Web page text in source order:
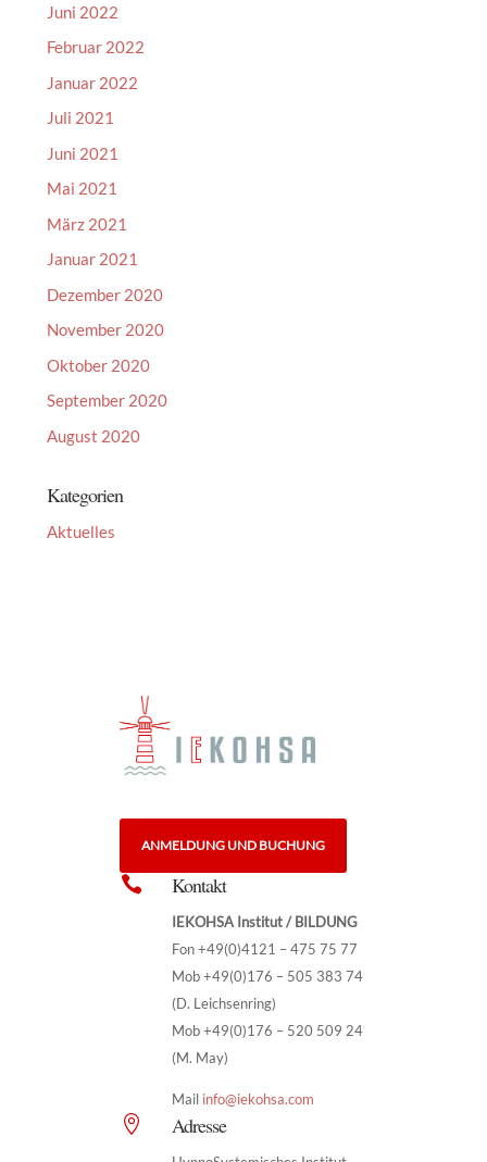
Juni 2022
Februar 2022
Januar 2022
Juli 2021
Juni 2021
Mai 2021
März 2021
Januar 2021
Dezember 2020
November 2020
Oktober 2020
September 2020
August 2020
Kategorien
Aktuelles
ANMELDUNG UND BUCHUNG
 Kontakt
IEKOHSA Institut / BILDUNG
Fon +49(0)4121 – 475 75 77
Mob +49(0)176 – 505 383 74
(D. Leichsenring)
Mob +49(0)176 – 520 509 24
(M. May)
Mail info@iekohsa.com
 Adresse